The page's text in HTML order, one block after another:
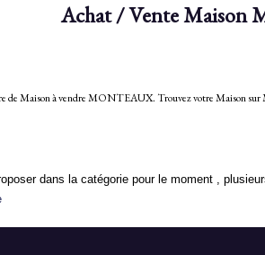
Achat / Vente Maison
de Maison à vendre MONTEAUX. Trouvez votre
dans la catégorie pour le moment ,